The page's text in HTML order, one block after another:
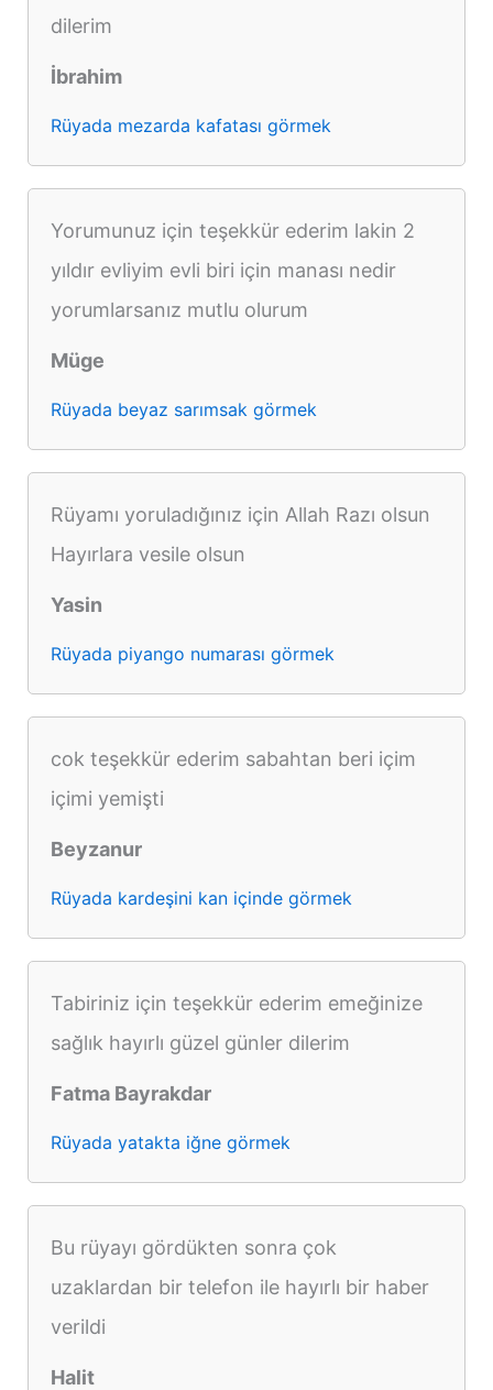
dilerim
İbrahim
Rüyada mezarda kafatası görmek
Yorumunuz için teşekkür ederim lakin 2
yıldır evliyim evli biri için manası nedir
yorumlarsanız mutlu olurum
Müge
Rüyada beyaz sarımsak görmek
Rüyamı yoruladığınız için Allah Razı olsun
Hayırlara vesile olsun
Yasin
Rüyada piyango numarası görmek
cok teşekkür ederim sabahtan beri içim
içimi yemişti
Beyzanur
Rüyada kardeşini kan içinde görmek
Tabiriniz için teşekkür ederim emeğinize
sağlık hayırlı güzel günler dilerim
Fatma Bayrakdar
Rüyada yatakta iğne görmek
Bu rüyayı gördükten sonra çok
uzaklardan bir telefon ile hayırlı bir haber
verildi
Halit